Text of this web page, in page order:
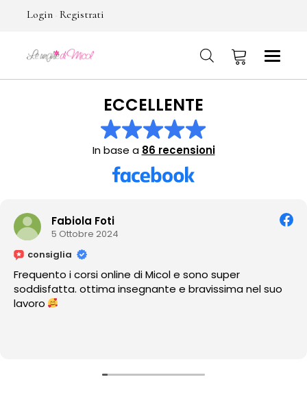
Login Registrati
No products in the cart.
ECCELLENTE
In base a 86 recensioni
di Micol e sono super
insegnante e bravissima nel suo
Tania
Amo como
ver sus